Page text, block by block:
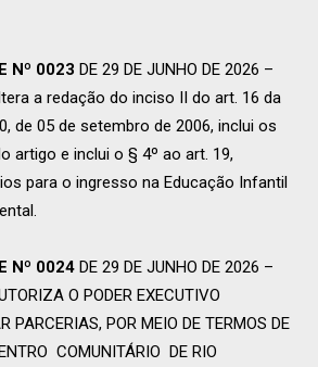
Nº 0023 DE 29 DE JUNHO DE 2026 –
a redação do inciso II do art. 16 da
de 05 de setembro de 2006, inclui os
artigo e inclui o § 4º ao art. 19,
para o ingresso na Educação Infantil
Nº 0024 DE 29 DE JUNHO DE 2026 –
O PODER EXECUTIVO
PARCERIAS, POR MEIO DE TERMOS DE
COMUNITÁRIO DE RIO